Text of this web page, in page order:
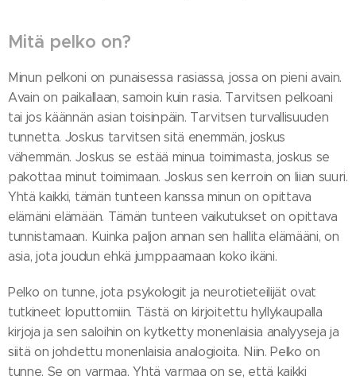
Mitä pelko on?
Minun pelkoni on punaisessa rasiassa, jossa on pieni avain.
Avain on paikallaan, samoin kuin rasia. Tarvitsen pelkoani
tai jos käännän asian toisinpäin. Tarvitsen turvallisuuden
tunnetta. Joskus tarvitsen sitä enemmän, joskus
vähemmän. Joskus se estää minua toimimasta, joskus se
pakottaa minut toimimaan. Joskus sen kerroin on liian suuri.
Yhtä kaikki, tämän tunteen kanssa minun on opittava
elämäni elämään. Tämän tunteen vaikutukset on opittava
tunnistamaan. Kuinka paljon annan sen hallita elämääni, on
asia, jota joudun ehkä jumppaamaan koko ikäni.
Pelko on tunne, jota psykologit ja neurotieteilijät ovat
tutkineet loputtomiin. Tästä on kirjoitettu hyllykaupalla
kirjoja ja sen saloihin on kytketty monenlaisia analyyseja ja
siitä on johdettu monenlaisia analogioita. Niin. Pelko on
tunne. Se on varmaa. Yhtä varmaa on se, että kaikki